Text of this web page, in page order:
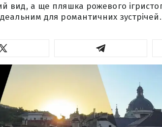
вид, а ще пляшка рожевого
для романтичних зустрічей.